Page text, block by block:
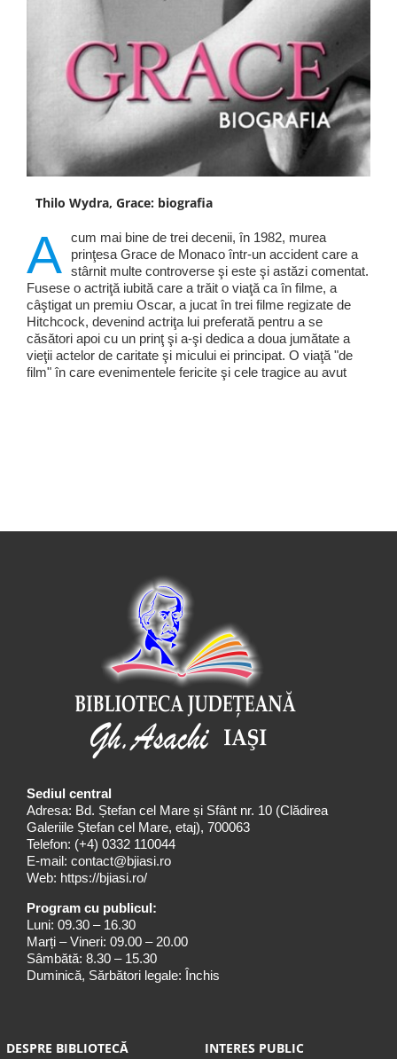
Thilo Wydra, Grace: biografia
A cum mai bine de trei decenii, în 1982, murea
prinţesa Grace de Monaco într-un accident care a
stârnit multe controverse şi este şi astăzi comentat.
Fusese o actriţă iubită care a trăit o viaţă ca în filme, a
câştigat un premiu Oscar, a jucat în trei filme regizate de
Hitchcock, devenind actriţa lui preferată pentru a se
căsători apoi cu un prinţ şi a-şi dedica a doua jumătate a
vieţii actelor de caritate şi micului ei principat. O viaţă "de
film" în care evenimentele fericite şi cele tragice au avut
Sediul central
Adresa: Bd. Ștefan cel Mare și Sfânt nr. 10 (Clădirea
Galeriile Ștefan cel Mare, etaj), 700063
Telefon: (+4) 0332 110044
E-mail: contact@bjiasi.ro
Web: https://bjiasi.ro/
Program cu publicul:
Luni: 09.30 – 16.30
Marți – Vineri: 09.00 – 20.00
Sâmbătă: 8.30 – 15.30
Duminică, Sărbători legale: Închis
DESPRE BIBLIOTECĂ INTERES PUBLIC